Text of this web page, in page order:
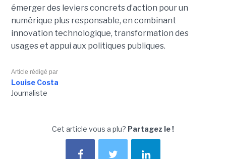
émerger des leviers concrets d’action pour un
numérique plus responsable, en combinant
innovation technologique, transformation des
usages et appui aux politiques publiques.
Article rédigé par
Louise Costa
Journaliste
Cet article vous a plu? Partagez le !